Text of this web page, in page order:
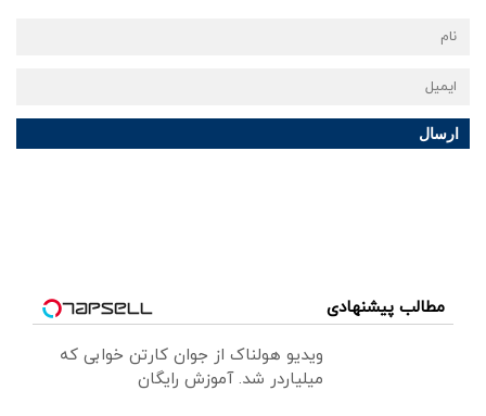
ارسال
مطالب پیشنهادی
ویدیو هولناک از جوان کارتن خوابی که
میلیاردر شد. آموزش رایگان